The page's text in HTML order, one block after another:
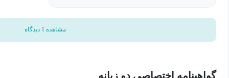
مشاهده 1 دیدگاه
گواهینامه اختصاصی دو زبانه